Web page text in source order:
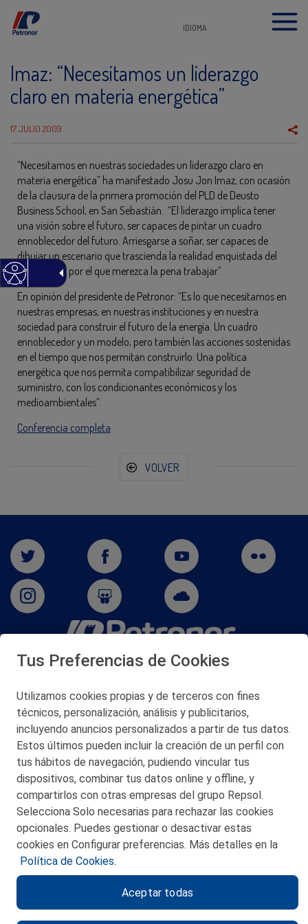
IDIOMA
Imaz: “Necesitamos un liderazgo
claro en materia energética”
17 JULIO 2009
“Necesitamos en nuestras sociedades un liderazgo claro en
materia energética” ha manifestado Josu Jon Imaz, con ocasión
de la clausura de la primera promoción del PLD de Deusto
Business School, en San Sebastián. “El liderazgo implica tener
una visión sobre el futuro, ser capaces de pintar un cuadro
ennoblecedor del futuro. Arriesgarse a soñar, ser capaces de
dibujar un escenario que trascienda la realidad enquistada del
momento y por el que merezca la pena trabajar”.
En opinión del presidente de Petronor: “Es lo que necesitamos en
nuestras empresas, en nuestras instituciones y en nuestra
sociedad para construir el futuro de la energía. Un cuadro
ennoblecedor y un modelo, pero también las acciones sostenidas
en el tiempo que nos permitan construirlo. Una política
energética que nos permita compatibilizar seguridad de
suministro, con los condicionantes económicos y los
medioambientales”.
Conferencia completa
VOLVER
San Martín 5-Edificio Muñatones,
© 2026 Petronor S.A.
CONTACTO
MAPA WEB
POLITICA DE PRIVACIDAD
POLITICA DE COOKIES
Tus Preferencias de Cookies
Utilizamos cookies propias y de terceros con fines
técnicos, personalización, análisis y publicitarios,
incluyendo anuncios personalizados a partir de tus datos.
Estos últimos pueden incluir la creación de un perfil con
tus hábitos de navegación, pudiendo vincular tus
dispositivos, combinar tus datos online y offline, y
compartirlos con otras empresas del grupo Repsol.
Selecciona Solo necesarias para rechazar las cookies
opcionales. Puedes gestionar o desactivar estas
cookies en Configurar preferencias. Más detalles en la
Política de Cookies.
Aceptar todas